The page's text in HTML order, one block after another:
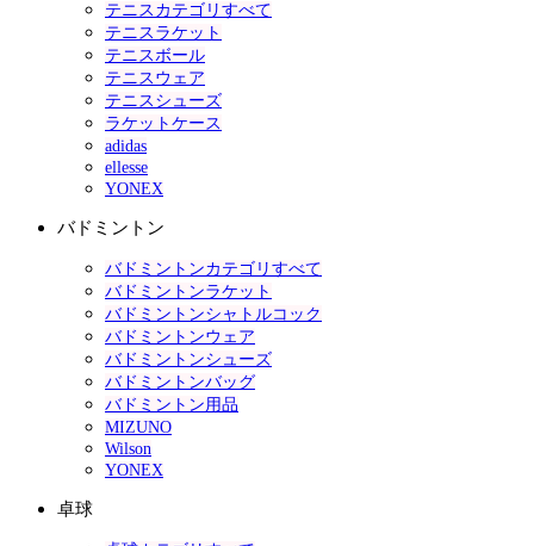
テニスカテゴリすべて
テニスラケット
テニスボール
テニスウェア
テニスシューズ
ラケットケース
adidas
ellesse
YONEX
バドミントン
バドミントンカテゴリすべて
バドミントンラケット
バドミントンシャトルコック
バドミントンウェア
バドミントンシューズ
バドミントンバッグ
バドミントン用品
MIZUNO
Wilson
YONEX
卓球